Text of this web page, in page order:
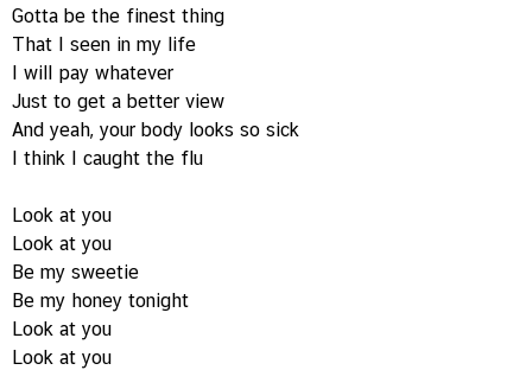
Gotta be the finest thing
That I seen in my life
I will pay whatever
Just to get a better view
And yeah, your body looks so sick
I think I caught the flu
Look at you
Look at you
Be my sweetie
Be my honey tonight
Look at you
Look at you